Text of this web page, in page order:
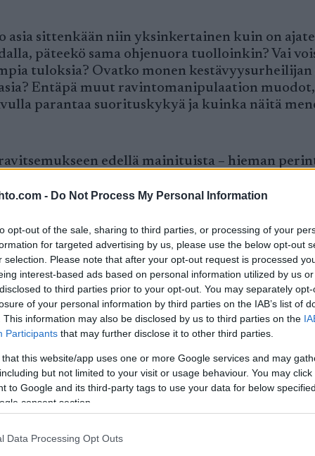
- Do Not Process My Personal Information
opt-out of the sale, sharing to third parties, or processing of your
for targeted advertising by us, please use the below opt-out
selection. Please note that after your opt-out request is processed
interest-based ads based on personal information utilized by us
to third parties prior to your opt-out. You may separately
of your personal information by third parties on the IAB’s list of
This information may also be disclosed by us to third parties on the
Participants that may further disclose it to other third parties.
that this website/app uses one or more Google services and may
but not limited to your visit or usage behaviour. You may
to Google and its third-party tags to use your data for below
consent section.
Data Processing Opt Outs
asia sittenkään niin yksinkertainen kuin on
päteekö sama ohjenuora tuolloinkin? Vai
tuloksia? Ovatko monen kestävyysurheilijan
Entäpä muut ravintomanipulaation
parantaa suorituskykyä ja kuinka näitä
edellä mainituista – hieman
on tarjota lukijalle tietoa ja käytännön
liittyen. Kahdessa ensimmäisessä osassa
harjoitusvasteeseen ja
ja suorituskyvyn yhteydet huippu-urheilijoilla
harjoittelun
ja sen aikana tiedetään parantavan
suositeltavaa nauttia pitkäkestoisen
Lihasglykogeeni on keskeinen polttoaine
liittyy läheisesti tyhjentyneisiin
riittävyys, kun glykogeenivarastot